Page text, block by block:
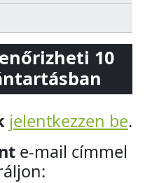
10
jelentkezzen be.
e-mail címmel